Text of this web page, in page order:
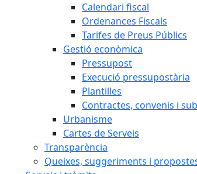
Calendari fiscal
Ordenances Fiscals
Tarifes de Preus Públics
Gestió econòmica
Pressupost
Execució pressupostària
Plantilles
Contractes, convenis i
Urbanisme
Cartes de Serveis
Transparència
Queixes, suggeriments i